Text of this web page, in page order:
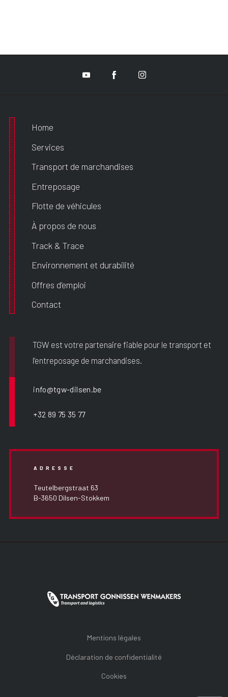
Home
Services
Transport de marchandises
Entreposage
Flotte de véhicules
À propos de nous
Track & Trace
Environnement et durabilité
Offres d’emploi
Contact
TGW est votre partenaire fiable pour le transport et
l’entreposage de marchandises.
info@tgw-dilsen.be
+32 89 75 35 77
ADRESSE
Teutelbergstraat 63
B-3650 Dilsen-Stokkem
Mentions légales
Déclaration de confidentialité
Cookies